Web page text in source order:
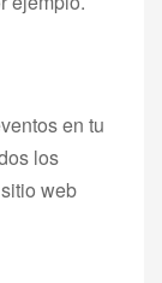
en tu
los
web